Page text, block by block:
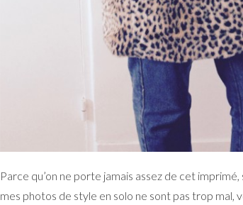
Parce qu’on ne porte jamais assez de cet
mes photos de style en solo ne sont pas trop